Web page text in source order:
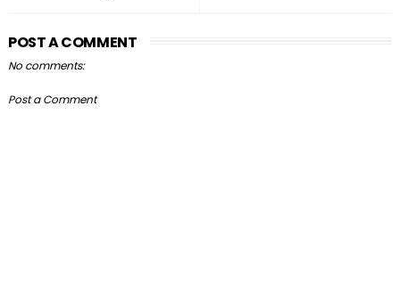
POST A COMMENT
No comments:
Post a Comment